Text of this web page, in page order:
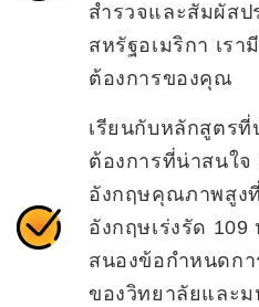
สำรวจและสัมผัส
สหรัฐอเมริกา เร
ต้องการของคุณ
เรียนกับหลักสูตร
ต้องการที่น่าสนใ
อังกฤษคุณภาพสูง
อังกฤษเร่งรัด
สนองข้อกำหนดกา
ของวิทยาลัยและ